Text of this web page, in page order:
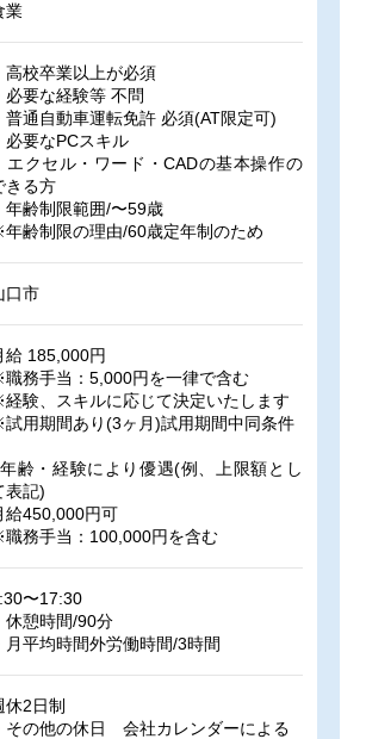
業
高校卒業以上が必須
必要な経験等 不問
普通自動車運転免許 必須(AT限定可)
必要なPCスキル
エクセル・ワード・CADの基本操作の
きる方
年齢制限範囲/〜59歳
齢制限の理由/60歳定年制のため
口市
給 185,000円
務手当：5,000円を一律で含む
験、スキルに応じて決定いたします
用期間あり(3ヶ月)試用期間中同条件
齢・経験により優遇(例、上限額とし
表記)
給450,000円可
務手当：100,000円を含む
〜17:30
休憩時間/90分
月平均時間外労働時間/3時間
休2日制
その他の休日 会社カレンダーによる